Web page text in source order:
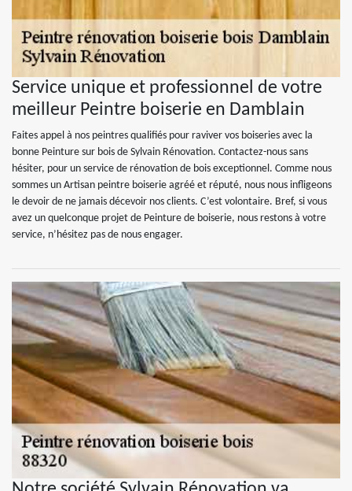
Service unique et professionnel de votre
meilleur Peintre boiserie en Damblain
Faites appel à nos peintres qualifiés pour raviver vos boiseries avec la
bonne Peinture sur bois de Sylvain Rénovation. Contactez-nous sans
hésiter, pour un service de rénovation de bois exceptionnel. Comme nous
sommes un Artisan peintre boiserie agréé et réputé, nous nous infligeons
le devoir de ne jamais décevoir nos clients. C’est volontaire. Bref, si vous
avez un quelconque projet de Peinture de boiserie, nous restons à votre
service, n’hésitez pas de nous engager.